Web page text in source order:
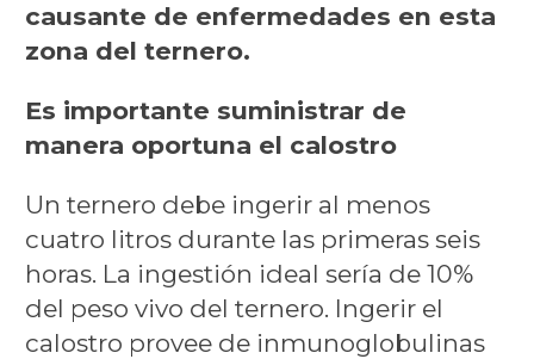
causante de enfermedades en esta
zona del ternero.
Es importante suministrar de
manera oportuna el calostro
Un ternero debe ingerir al menos
cuatro litros durante las primeras seis
horas. La ingestión ideal sería de 10%
del peso vivo del ternero. Ingerir el
calostro provee de inmunoglobulinas